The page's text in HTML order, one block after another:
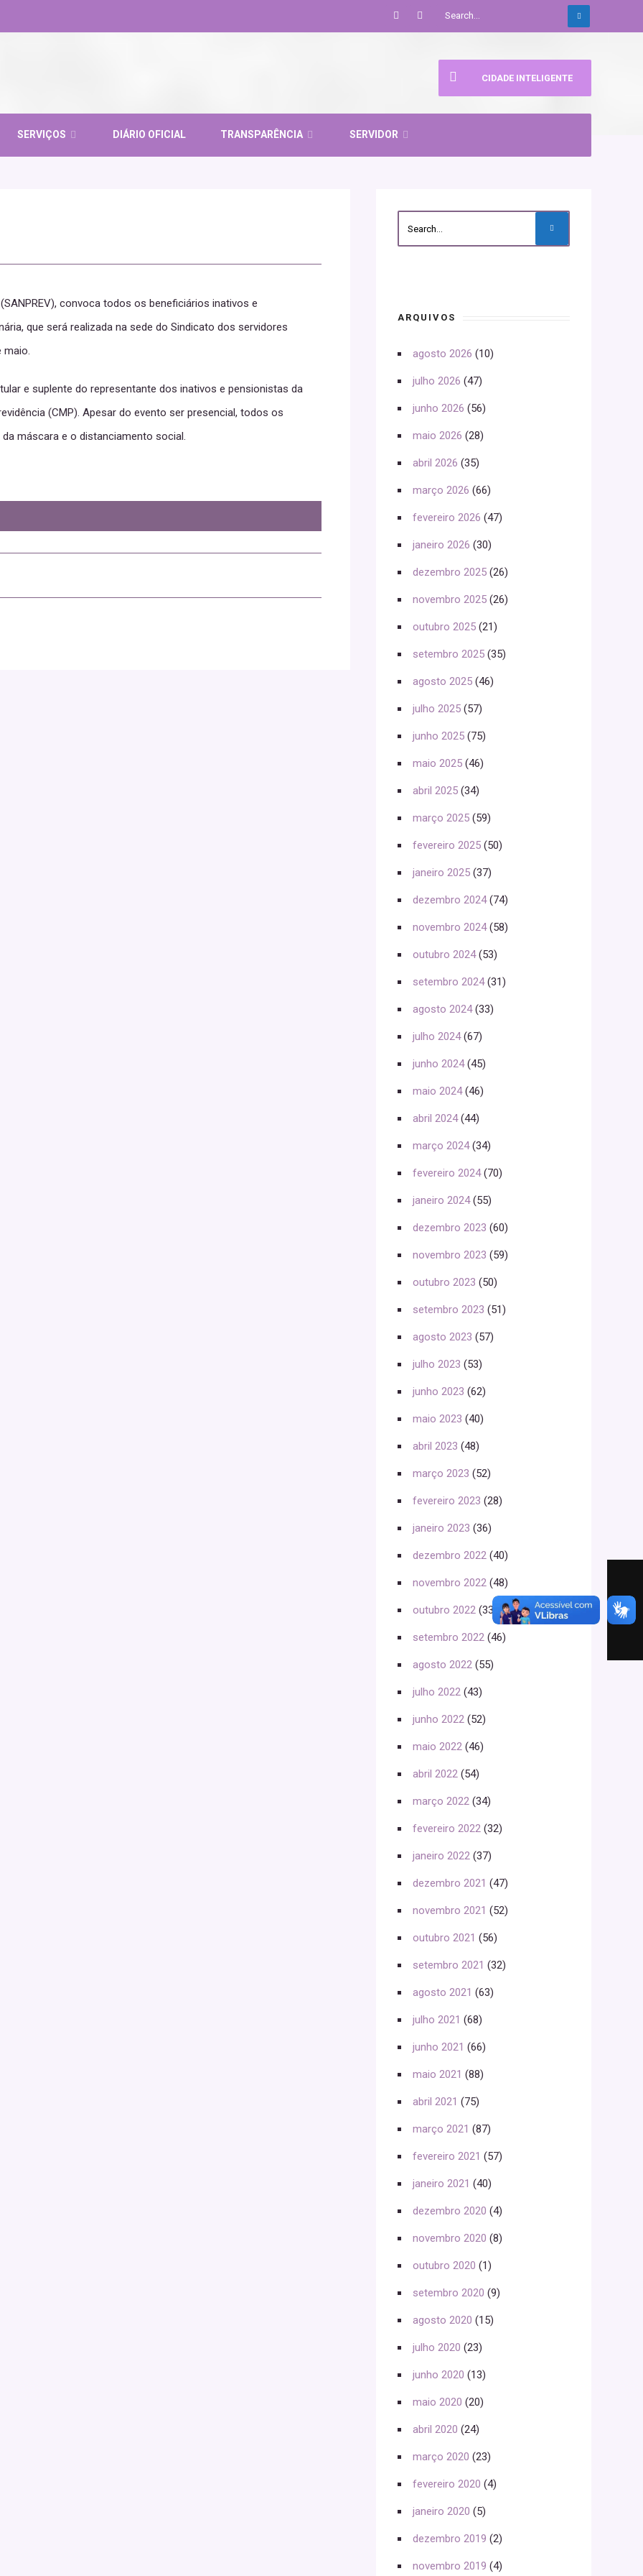
SERVIÇOS DIÁRIO OFICIAL TRANSPARÊNCIA SERVIDOR
CIDADE INTELIGENTE
convoca todos os beneficiários inativos e
que será realizada na sede do Sindicato dos servidores
maio.
e suplente do representante dos inativos e pensionistas da
(CMP). Apesar do evento ser presencial, todos os
máscara e o distanciamento social.
ARQUIVOS
agosto 2026 (10)
julho 2026 (47)
junho 2026 (56)
maio 2026 (28)
abril 2026 (35)
março 2026 (66)
fevereiro 2026 (47)
janeiro 2026 (30)
dezembro 2025 (26)
novembro 2025 (26)
outubro 2025 (21)
setembro 2025 (35)
agosto 2025 (46)
julho 2025 (57)
junho 2025 (75)
maio 2025 (46)
abril 2025 (34)
março 2025 (59)
fevereiro 2025 (50)
janeiro 2025 (37)
dezembro 2024(74)
novembro 2024(58)
outubro 2024(53)
setembro 2024(31)
agosto 2024(33)
julho 2024(67)
junho 2024(45)
maio 2024(46)
abril 2024(44)
março 2024(34)
fevereiro 2024(70)
janeiro 2024(55)
dezembro 2023 (60)
novembro 2023 (59)
outubro 2023 (50)
setembro 2023 (51)
agosto 2023 (57)
julho 2023 (53)
junho 2023 (62)
maio 2023 (40)
abril 2023 (48)
março 2023 (52)
fevereiro 2023 (28)
janeiro 2023 (36)
dezembro 2022 (40)
novembro 2022 (48)
outubro 2022 (33)
setembro 2022 (46)
agosto 2022 (55)
julho 2022 (43)
junho 2022 (52)
maio 2022 (46)
abril 2022 (54)
março 2022 (34)
fevereiro 2022 (32)
janeiro 2022 (37)
dezembro 2021 (47)
novembro 2021 (52)
outubro 2021 (56)
setembro 2021 (32)
agosto 2021 (63)
julho 2021 (68)
junho 2021 (66)
maio 2021 (88)
abril 2021 (75)
março 2021 (87)
fevereiro 2021 (57)
janeiro 2021 (40)
dezembro 2020 (4)
novembro 2020 (8)
outubro 2020 (1)
setembro 2020 (9)
agosto 2020 (15)
julho 2020 (23)
junho 2020 (13)
maio 2020 (20)
abril 2020 (24)
março 2020 (23)
fevereiro 2020 (4)
janeiro 2020 (5)
dezembro 2019 (2)
novembro 2019 (4)